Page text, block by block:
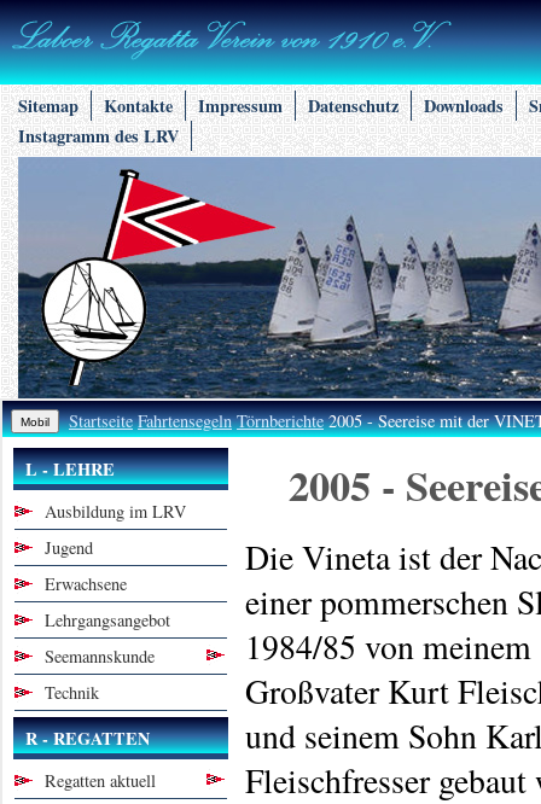
Sitemap Kontakte Impressum Datenschutz Downloads
Instagramm des LRV
Startseite Fahrtensegeln Törnberichte2005 - Seereise mit der
L - LEHRE
Ausbildung im LRV
Jugend
Erwachsene
Lehrgangsangebot
Seemannskunde
Technik
R - REGATTEN
Regatten aktuell
2005 -
Die Vineta ist der
einer pommerschen
1984/85 von meinem
Großvater Kurt
und seinem Sohn
Fleischfresser gebaut